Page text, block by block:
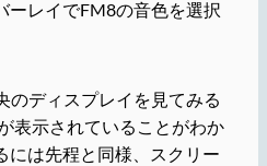
ーレイでFM8の音色を選択
のディスプレイを見てみる
表示されていることがわか
には先程と同様、スクリー